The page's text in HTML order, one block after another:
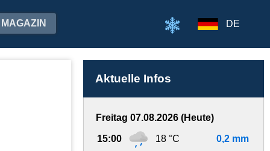
MAGAZIN DE
Aktuelle Infos
Freitag 07.08.2026 (Heute)
15:00 18 °C 0,2 mm